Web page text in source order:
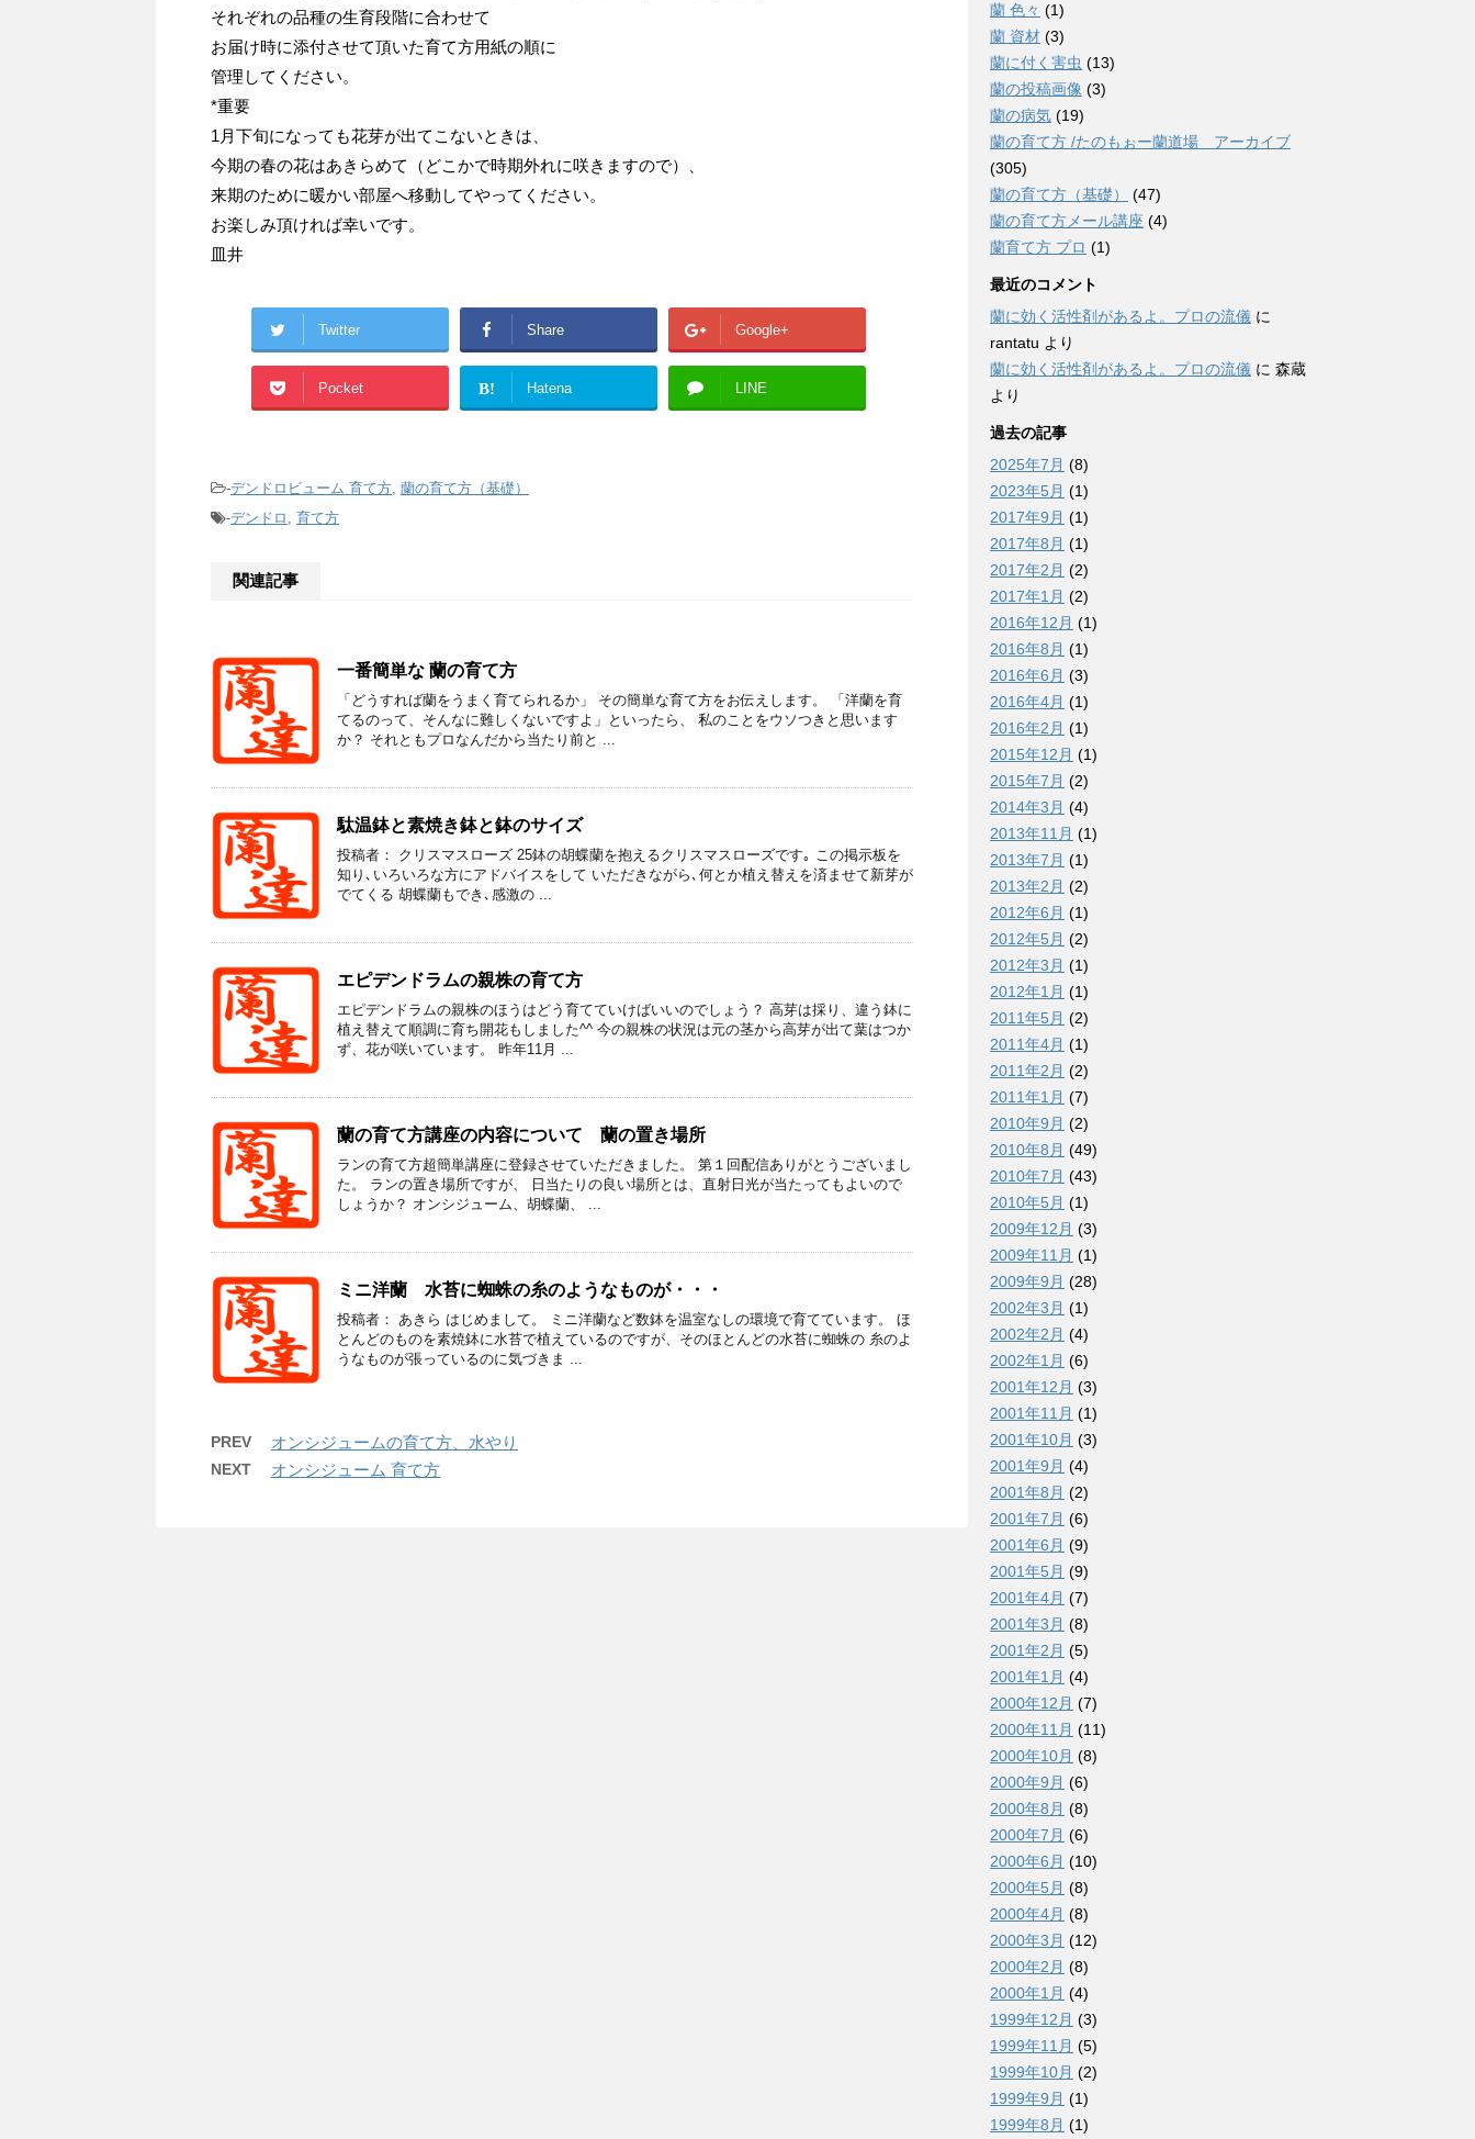
それぞれの品種の生育段階に合わせて
お届け時に添付させて頂いた育て方用紙の順に
管理してください。
*重要
1月下旬になっても花芽が出てこないときは、
今期の春の花はあきらめて（どこかで時期外れに咲きますので）、
来期のために暖かい部屋へ移動してやってください。
お楽しみ頂ければ幸いです。
皿井
Twitter Share Google+
Pocket B! Hatena LINE
-デンドロビューム 育て方, 蘭の育て方（基礎）
-デンドロ , 育て方
関連記事
一番簡単な 蘭の育て方
「どうすれば蘭をうまく育てられるか」 その簡単な育て方をお伝えします。 「洋蘭を育
てるのって、そんなに難しくないですよ」といったら、 私のことをウソつきと思います
か？ それともプロなんだから当たり前と ...
駄温鉢と素焼き鉢と鉢のサイズ
投稿者： クリスマスローズ 25鉢の胡蝶蘭を抱えるクリスマスローズです｡ この掲示板を
知り､いろいろな方にアドバイスをして いただきながら､何とか植え替えを済ませて新芽が
でてくる 胡蝶蘭もでき､感激の ...
エピデンドラムの親株の育て方
エピデンドラムの親株のほうはどう育てていけばいいのでしょう？ 高芽は採り、違う鉢に
植え替えて順調に育ち開花もしました^^ 今の親株の状況は元の茎から高芽が出て葉はつか
ず、花が咲いています。 昨年11月 ...
蘭の育て方講座の内容について 蘭の置き場所
ランの育て方超簡単講座に登録させていただきました。 第１回配信ありがとうございまし
た。 ランの置き場所ですが、 日当たりの良い場所とは、直射日光が当たってもよいので
しょうか？ オンシジューム、胡蝶蘭、 ...
ミニ洋蘭 水苔に蜘蛛の糸のようなものが・・・
投稿者： あきら はじめまして。 ミニ洋蘭など数鉢を温室なしの環境で育てています。 ほ
とんどのものを素焼鉢に水苔で植えているのですが、そのほとんどの水苔に蜘蛛の 糸のよ
うなものが張っているのに気づきま ...
PREV オンシジュームの育て方、水やり
NEXT オンシジューム 育て方
蘭 色々 (1)
蘭 資材 (3)
蘭に付く害虫 (13)
蘭の投稿画像 (3)
蘭の病気 (19)
蘭の育て方 /たのもぉー蘭道場 アーカイブ
(305)
蘭の育て方（基礎）
(47)
蘭の育て方メール講座 (4)
蘭育て方 プロ (1)
最近のコメント
蘭に効く活性剤があるよ。プロの流儀 に
rantatu より
蘭に効く活性剤があるよ。プロの流儀 に 森蔵
より
過去の記事
2025年7月 (8)
2023年5月 (1)
2017年9月 (1)
2017年8月 (1)
2017年2月 (2)
2017年1月 (2)
2016年12月 (1)
2016年8月 (1)
2016年6月 (3)
2016年4月 (1)
2016年2月 (1)
2015年12月 (1)
2015年7月 (2)
2014年3月 (4)
2013年11月 (1)
2013年7月 (1)
2013年2月 (2)
2012年6月 (1)
2012年5月 (2)
2012年3月 (1)
2012年1月 (1)
2011年5月 (2)
2011年4月 (1)
2011年2月 (2)
2011年1月 (7)
2010年9月 (2)
2010年8月 (49)
2010年7月 (43)
2010年5月 (1)
2009年12月 (3)
2009年11月 (1)
2009年9月 (28)
2002年3月 (1)
2002年2月 (4)
2002年1月 (6)
2001年12月 (3)
2001年11月 (1)
2001年10月 (3)
2001年9月 (4)
2001年8月 (2)
2001年7月 (6)
2001年6月 (9)
2001年5月 (9)
2001年4月 (7)
2001年3月 (8)
2001年2月 (5)
2001年1月 (4)
2000年12月 (7)
2000年11月 (11)
2000年10月 (8)
2000年9月 (6)
2000年8月 (8)
2000年7月 (6)
2000年6月 (10)
2000年5月 (8)
2000年4月 (8)
2000年3月 (12)
2000年2月 (8)
2000年1月 (4)
1999年12月 (3)
1999年11月 (5)
1999年10月 (2)
1999年9月 (1)
1999年8月 (1)